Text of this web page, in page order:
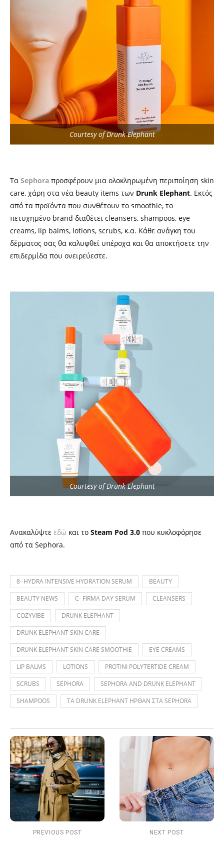
Courtesy of Drunk Elephant
Τα Sephora προσφέρουν μια ολοκληρωμένη περιποίηση skin
care, χάρη στα νέα beauty items των Drunk Elephant. Εκτός
από τα προϊόντα που συνθέτουν το smoothie, το
πετυχημένο brand διαθέτει cleansers, shampoos, eye
creams, lip balms, lotions, scrubs, κ.α. Κάθε ανάγκη του
δέρματος σας θα καλυφθεί υπέροχα και θα αποκτήσετε την
επιδερμίδα που ονειρεύεστε.
Courtesy of Drunk Elephant
Ανακαλύψτε εδώ και το Steam Pod 3.0 που κυκλοφόρησε
από τα Sephora.
8- HYDRA INTENSIVE HYDRATION SERUM
BEAUTY
BEAUTY NEWS
C- FIRMA DAY SERUM
CLEANSERS
COZYVIBE
DRUNK ELEPHANT
DRUNK ELEPHANT SKIN CARE
DRUNK ELEPHANT SKIN CARE SMOOTHIE
EYE CREAMS
LIP BALMS
LOTIONS
PROTINI POLYTERTIDE CREAM
SCRUBS
SEPHORA
SEPHORA AND DRUNK ELEPHANT
SHAMPOOS
ΤΑ DRUNK ELEPHANT ΗΡΘΑΝ ΣΤΑ SEPHORA
PREVIOUS POST NEXT POST